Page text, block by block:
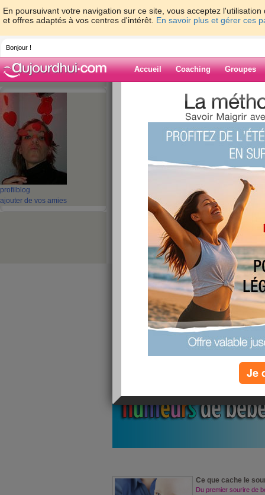
En poursuivant votre navigation sur ce site, vous acceptez
et offres adaptés à vos centres d'intérêt. En savoir plus et gérer ces
Bonjour !
Accueil Coaching Groupes
profil blog
ajouter de vos amies
> > Coup de
Blog de cilie
Coup de coeur
de bébé !!
publié le 24/11/2008 à 11:32
Bonjour les filles !!!!
Je vous invite à découvrir le super nouveau
avec la nouvelle équipe de winneuses de la
J'en profite pour dire
Fabienne,Sandrine,
que je suis ravie de
et qu'elles font vraiment du
A vous de
Ce que cache le
Du premier sourire de
Je